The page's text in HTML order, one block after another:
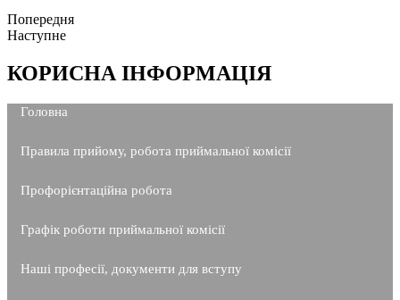
Попередня
Наступне
КОРИСНА ІНФОРМАЦІЯ
Головна
Правила прийому, робота приймальної комісії
Профорієнтаційна робота
Графік роботи приймальної комісії
Наші професії, документи для вступу